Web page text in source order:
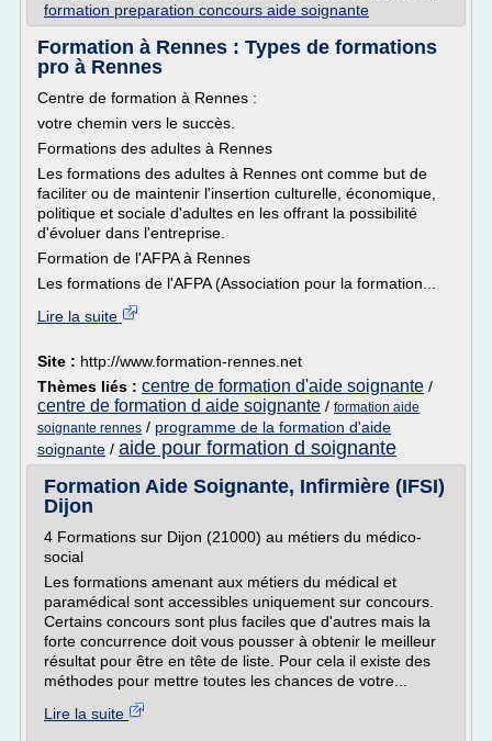
formation preparation concours aide soignante
Formation à Rennes : Types de formations
pro à Rennes
Centre de formation à Rennes :
votre chemin vers le succès.
Formations des adultes à Rennes
Les formations des adultes à Rennes ont comme but de
faciliter ou de maintenir l'insertion culturelle, économique,
politique et sociale d'adultes en les offrant la possibilité
d'évoluer dans l'entreprise.
Formation de l'AFPA à Rennes
Les formations de l'AFPA (Association pour la formation...
Lire la suite
Site : http://www.formation-rennes.net
Thèmes liés : centre de formation d'aide soignante /
centre de formation d aide soignante / formation aide
soignante rennes / programme de la formation d'aide
soignante / aide pour formation d soignante
Formation Aide Soignante, Infirmière (IFSI)
Dijon
4 Formations sur Dijon (21000) au métiers du médico-
social
Les formations amenant aux métiers du médical et
paramédical sont accessibles uniquement sur concours.
Certains concours sont plus faciles que d'autres mais la
forte concurrence doit vous pousser à obtenir le meilleur
résultat pour être en tête de liste. Pour cela il existe des
méthodes pour mettre toutes les chances de votre...
Lire la suite